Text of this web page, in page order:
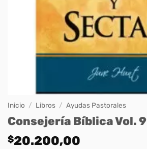
Inicio / Libros / Ayudas Pastorales
Consejería Bíblica Vol. 9
$20.200,00